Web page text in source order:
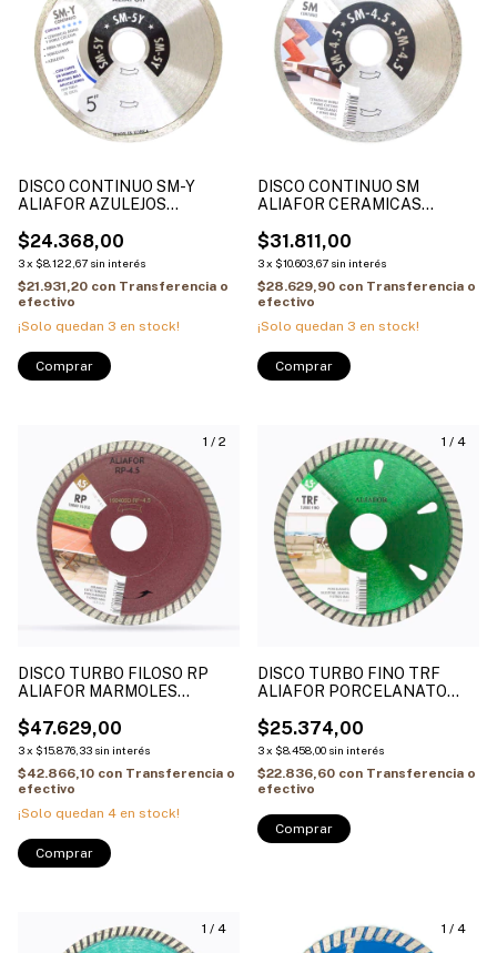
DISCO CONTINUO SM-Y
ALIAFOR AZULEJOS
VIDRIO
$24.368,00
3x $8.122,67 sin interés
$21.931,20 con Transferencia o
efectivo
¡Solo quedan 3 en stock!
Comprar
DISCO CONTINUO SM
ALIAFOR CERAMICAS
$31.811,00
3x $10.603,67 sin interés
$28.629,90 con Transferencia o
efectivo
¡Solo quedan 3 en stock!
Comprar
1 / 2
DISCO TURBO FILOSO RP
ALIAFOR MARMOLES
$47.629,00
3x $15.876,33 sin interés
$42.866,10 con Transferencia o
efectivo
¡Solo quedan 4 en stock!
Comprar
1 / 4
DISCO TURBO FINO TRF
ALIAFOR PORCELANATO
$25.374,00
3x $8.458,00 sin interés
$22.836,60 con Transferencia o
efectivo
Comprar
1 / 4 1 / 4